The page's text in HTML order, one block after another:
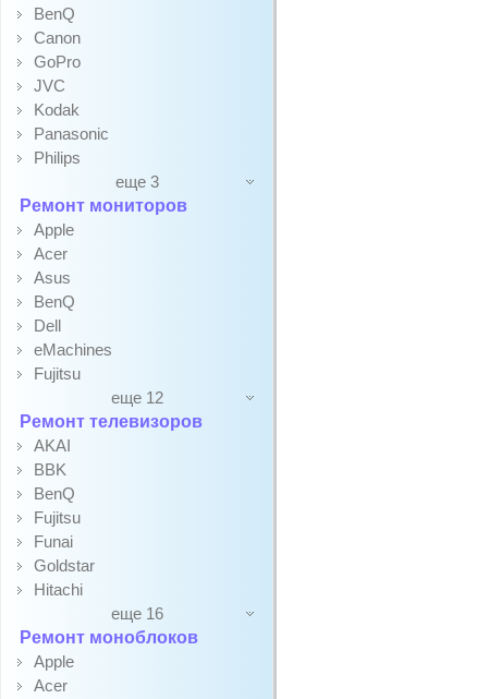
BenQ
Canon
GoPro
JVC
Kodak
Panasonic
Philips
еще 3
Ремонт мониторов
Apple
Acer
Asus
BenQ
Dell
eMachines
Fujitsu
еще 12
Ремонт телевизоров
AKAI
BBK
BenQ
Fujitsu
Funai
Goldstar
Hitachi
еще 16
Ремонт моноблоков
Apple
Acer